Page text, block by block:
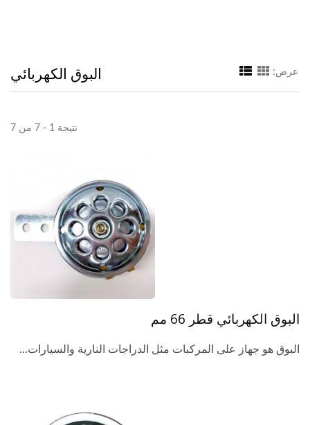
البوق الكهربائي عرض:
نتيجة 1 - 7 من 7
البوق الكهربائي قطر 66 مم
البوق هو جهاز على المركبات مثل الدراجات النارية والسيارات...